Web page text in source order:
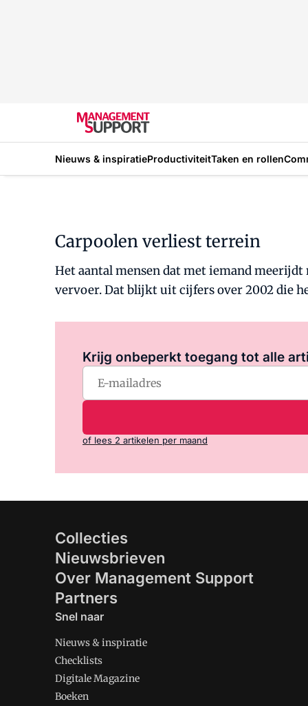
Nieuws & inspiratieProductiviteitTaken en rollen
Carpoolen verliest terrein
Het aantal mensen dat met iemand
vervoer. Dat blijkt uit cijfers over 2002 die
Krijg onbeperkt toegang tot alle
of lees 2 artikelen per maand
Collecties
Nieuwsbrieven
Over Management Support
Partners
Snel naar
Nieuws & inspiratie
Checklists
Digitale Magazine
Boeken